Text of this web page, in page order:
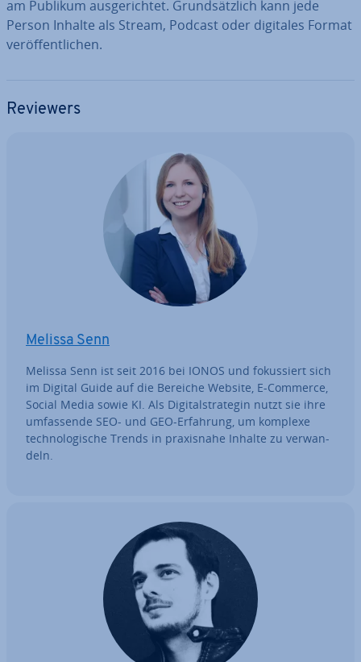
am Publikum aus­ge­rich­tet. Grund­sätz­lich kann jede
Person Inhalte als Stream, Podcast oder digitales Format
ver­öf­fent­li­chen.
Reviewers
Melissa Senn
Melissa Senn ist seit 2016 bei IONOS und fo­kus­siert sich
im Digital Guide auf die Bereiche Website, E-Commerce,
Social Media sowie KI. Als Di­gi­tal­stra­te­gin nutzt sie ihre
um­fas­sen­de SEO- und GEO-Erfahrung, um komplexe
tech­no­lo­gi­sche Trends in pra­xis­na­he Inhalte zu ver­wan­
deln.